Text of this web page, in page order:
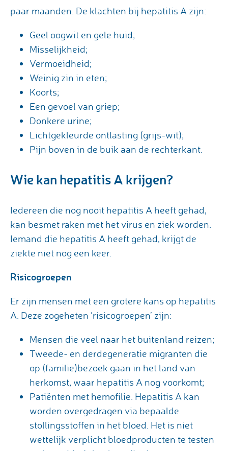
paar maanden. De klachten bij hepatitis A zijn:
Geel oogwit en gele huid;
Misselijkheid;
Vermoeidheid;
Weinig zin in eten;
Koorts;
Een gevoel van griep;
Donkere urine;
Lichtgekleurde ontlasting (grijs-wit);
Pijn boven in de buik aan de rechterkant.
Wie kan hepatitis A krijgen?
Iedereen die nog nooit hepatitis A heeft gehad,
kan besmet raken met het virus en ziek worden.
Iemand die hepatitis A heeft gehad, krijgt de
ziekte niet nog een keer.
Risicogroepen
Er zijn mensen met een grotere kans op hepatitis
A. Deze zogeheten ‘risicogroepen’ zijn:
Mensen die veel naar het buitenland reizen;
Tweede- en derdegeneratie migranten die
op (familie)bezoek gaan in het land van
herkomst, waar hepatitis A nog voorkomt;
Patiënten met hemofilie. Hepatitis A kan
worden overgedragen via bepaalde
stollingsstoffen in het bloed. Het is niet
wettelijk verplicht bloedproducten te testen